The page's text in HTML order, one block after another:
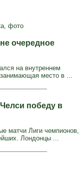
фото
очередное
на внутреннем
место в ...
победу в
матчи Лиги чемпионов,
Лондонцы ...